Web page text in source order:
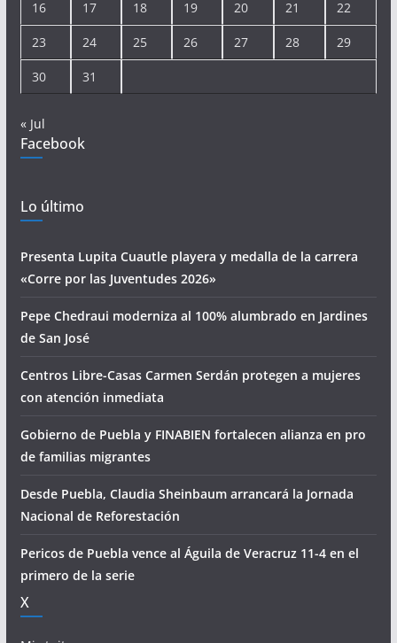
16 17 18 19 20 21 22
23 24 25 26 27 28 29
30 31
« Jul
Facebook
Lo último
Presenta Lupita Cuautle playera y medalla de la carrera
«Corre por las Juventudes 2026»
Pepe Chedraui moderniza al 100% alumbrado en Jardines
de San José
Centros Libre-Casas Carmen Serdán protegen a mujeres
con atención inmediata
Gobierno de Puebla y FINABIEN fortalecen alianza en pro
de familias migrantes
Desde Puebla, Claudia Sheinbaum arrancará la Jornada
Nacional de Reforestación
Pericos de Puebla vence al Águila de Veracruz 11-4 en el
primero de la serie
X